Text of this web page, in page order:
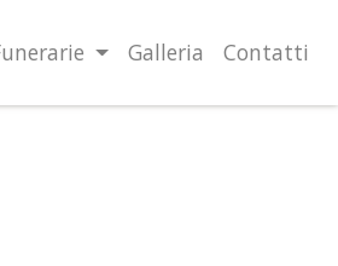
Galleria Contatti
Chiudendo questo banner,
informazioni OK